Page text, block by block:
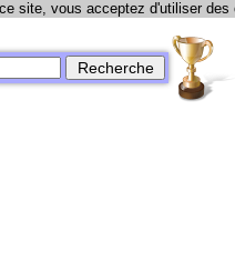
site, vous acceptez d'utiliser des